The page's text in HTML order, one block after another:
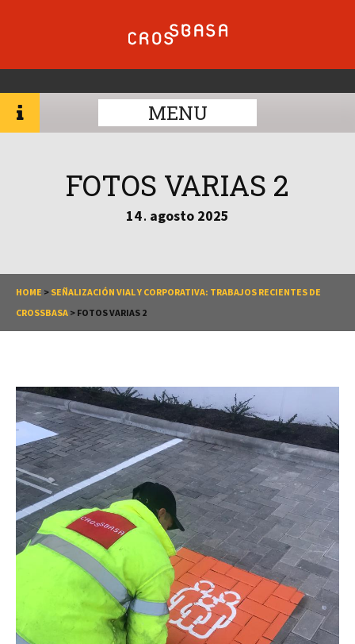
MENU
FOTOS VARIAS 2
14. agosto 2025
HOME > SEÑALIZACIÓN VIAL Y CORPORATIVA: TRABAJOS RECIENTES DE
CROSSBASA > FOTOS VARIAS 2